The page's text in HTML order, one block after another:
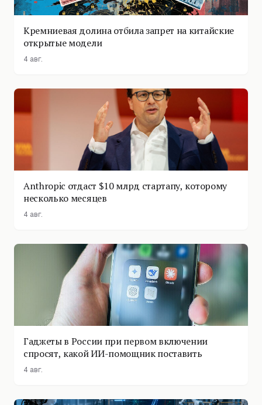
Кремниевая долина отбила запрет на китайские
открытые модели
4 авг.
Anthropic отдаст $10 млрд стартапу, которому
несколько месяцев
4 авг.
Гаджеты в России при первом включении
спросят, какой ИИ-помощник поставить
4 авг.